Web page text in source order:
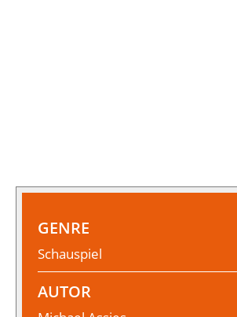
GENRE
Schauspiel
AUTOR